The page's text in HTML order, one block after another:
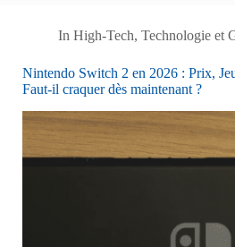
In High-Tech,Technologie et
Nintendo Switch 2 en 2026 : Prix,
Faut-il craquer dès maintenant ?